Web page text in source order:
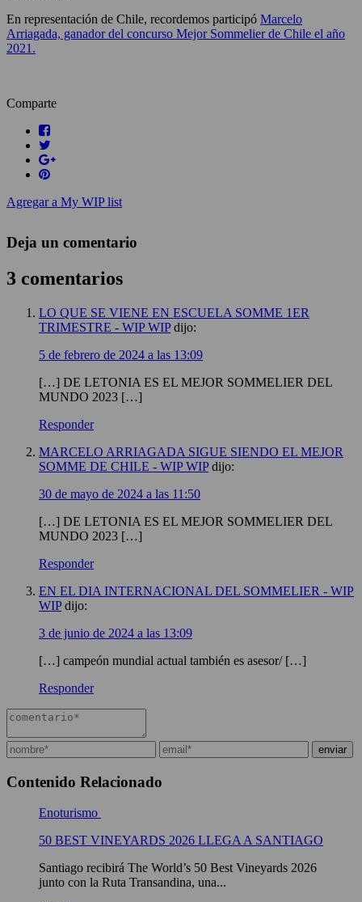
En representación de Chile, recordemos participó Marcelo
Arriagada, ganador del concurso Mejor Sommelier de Chile el año
2021.
Comparte
Agregar a My WIP list
Deja un comentario
3 comentarios
LO QUE SE VIENE EN ESCUELA SOMME 1ER
TRIMESTRE - WIP WIP dijo:
5 de febrero de 2024 a las 13:09
[…] DE LETONIA ES EL MEJOR SOMMELIER DEL
MUNDO 2023 […]
Responder
MARCELO ARRIAGADA SIGUE SIENDO EL MEJOR
SOMME DE CHILE - WIP WIP dijo:
30 de mayo de 2024 a las 11:50
[…] DE LETONIA ES EL MEJOR SOMMELIER DEL
MUNDO 2023 […]
Responder
EN EL DIA INTERNACIONAL DEL SOMMELIER - WIP
WIP dijo:
3 de junio de 2024 a las 13:09
[…] campeón mundial actual también es asesor/ […]
Responder
Contenido Relacionado
Enoturismo
50 BEST VINEYARDS 2026 LLEGA A SANTIAGO
Santiago recibirá The World’s 50 Best Vineyards 2026
junto con la Ruta Transandina, una...